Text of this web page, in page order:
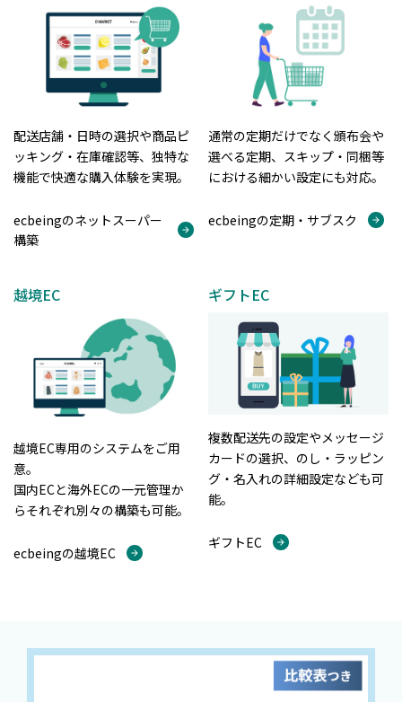
配送店舗・日時の選択や商品ピ
ッキング・在庫確認等、独特な
機能で快適な購入体験を実現。
ecbeingのネットスーパー
構築
通常の定期だけでなく頒布会や
選べる定期、スキップ・同梱等
における細かい設定にも対応。
ecbeingの定期・サブスク
越境EC
越境EC専用のシステムをご用
意。
国内ECと海外ECの一元管理か
らそれぞれ別々の構築も可能。
ecbeingの越境EC
ギフトEC
複数配送先の設定やメッセージ
カードの選択、のし・ラッピン
グ・名入れの詳細設定なども可
能。
ギフトEC